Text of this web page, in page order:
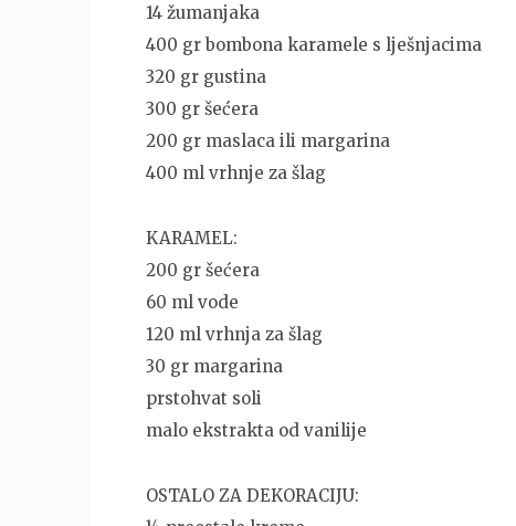
14 žumanjaka
400 gr bombona karamele s lješnjacima
320 gr gustina
300 gr šećera
200 gr maslaca ili margarina
400 ml vrhnje za šlag
KARAMEL:
200 gr šećera
60 ml vode
120 ml vrhnja za šlag
30 gr margarina
prstohvat soli
malo ekstrakta od vanilije
OSTALO ZA DEKORACIJU: